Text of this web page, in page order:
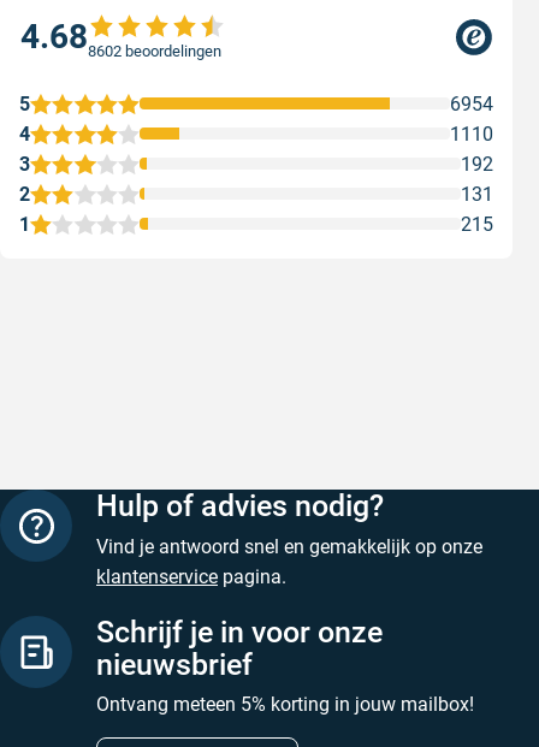
4.688602 beoordelingen
1 215
2 131
3 192
4 1110
5 6954
Hulp of advies nodig?
Vind je antwoord snel en gemakkelijk op onze
klantenservice pagina.
Schrijf je in voor onze
nieuwsbrief
Ontvang meteen 5% korting in jouw mailbox!